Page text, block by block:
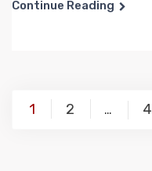
Continue Reading
Navigasi
1 2 … 4